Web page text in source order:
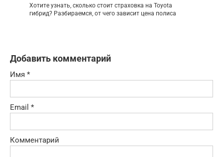
Хотите узнать, сколько стоит страховка на Toyota
гибрид? Разбираемся, от чего зависит цена полиса
Добавить комментарий
Имя *
Email *
Комментарий